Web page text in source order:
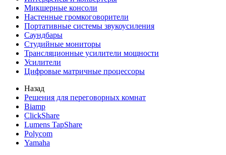
Микшерные консоли
Настенные громкоговорители
Портативные системы звукоусиления
Саундбары
Студийные мониторы
Трансляционные усилители мощности
Усилители
Цифровые матричные процессоры
Назад
Решения для переговорных комнат
Biamp
ClickShare
Lumens TapShare
Polycom
Yamaha